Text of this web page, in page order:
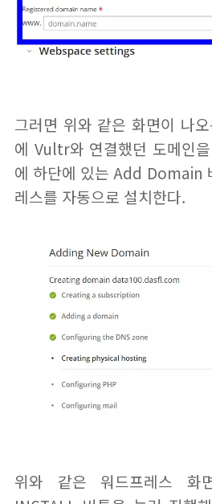
그러면 위와 같은 화면이 나
에 Vultr와 연결했던 도메인
에 하단에 있는 Add Domain
레스를 자동으로 설치한다.
위와 같은 워드프레스 화